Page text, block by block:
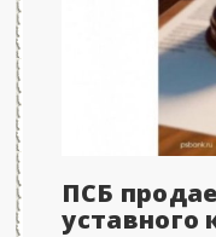
ПСБ
уставного